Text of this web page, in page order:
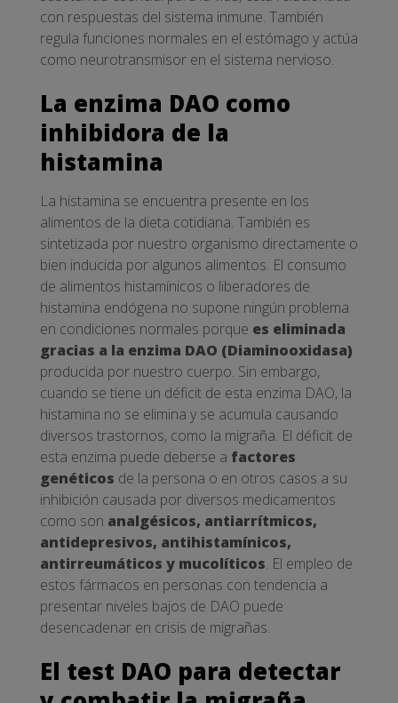
con respuestas del sistema inmune. También
regula funciones normales en el estómago y actúa
como neurotransmisor en el sistema nervioso.
La enzima DAO como
inhibidora de la
histamina
La histamina se encuentra presente en los
alimentos de la dieta cotidiana. También es
sintetizada por nuestro organismo directamente o
bien inducida por algunos alimentos. El consumo
de alimentos histamínicos o liberadores de
histamina endógena no supone ningún problema
en condiciones normales porque es eliminada
gracias a la enzima DAO (Diaminooxidasa)
producida por nuestro cuerpo. Sin embargo,
cuando se tiene un déficit de esta enzima DAO, la
histamina no se elimina y se acumula causando
diversos trastornos, como la migraña. El déficit de
esta enzima puede deberse a factores
genéticos de la persona o en otros casos a su
inhibición causada por diversos medicamentos
como son analgésicos, antiarrítmicos,
antidepresivos, antihistamínicos,
antirreumáticos y mucolíticos. El empleo de
estos fármacos en personas con tendencia a
presentar niveles bajos de DAO puede
desencadenar en crisis de migrañas.
El test DAO para detectar